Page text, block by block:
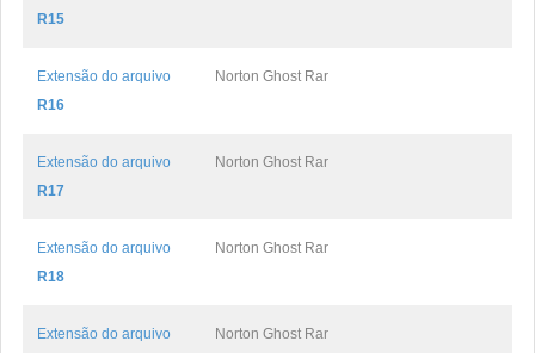
R15
Extensão do arquivo
R16
Norton Ghost Rar
Extensão do arquivo
R17
Norton Ghost Rar
Extensão do arquivo
R18
Norton Ghost Rar
Extensão do arquivo
Norton Ghost Rar